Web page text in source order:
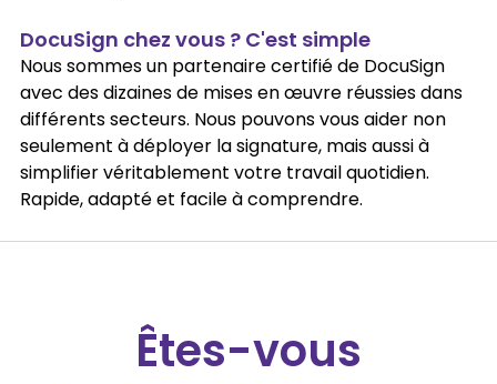
DocuSign chez vous ? C'est simple
Nous sommes un partenaire certifié de DocuSign
avec des dizaines de mises en œuvre réussies dans
différents secteurs. Nous pouvons vous aider non
seulement à déployer la signature, mais aussi à
simplifier véritablement votre travail quotidien.
Rapide, adapté et facile à comprendre.
Êtes-vous